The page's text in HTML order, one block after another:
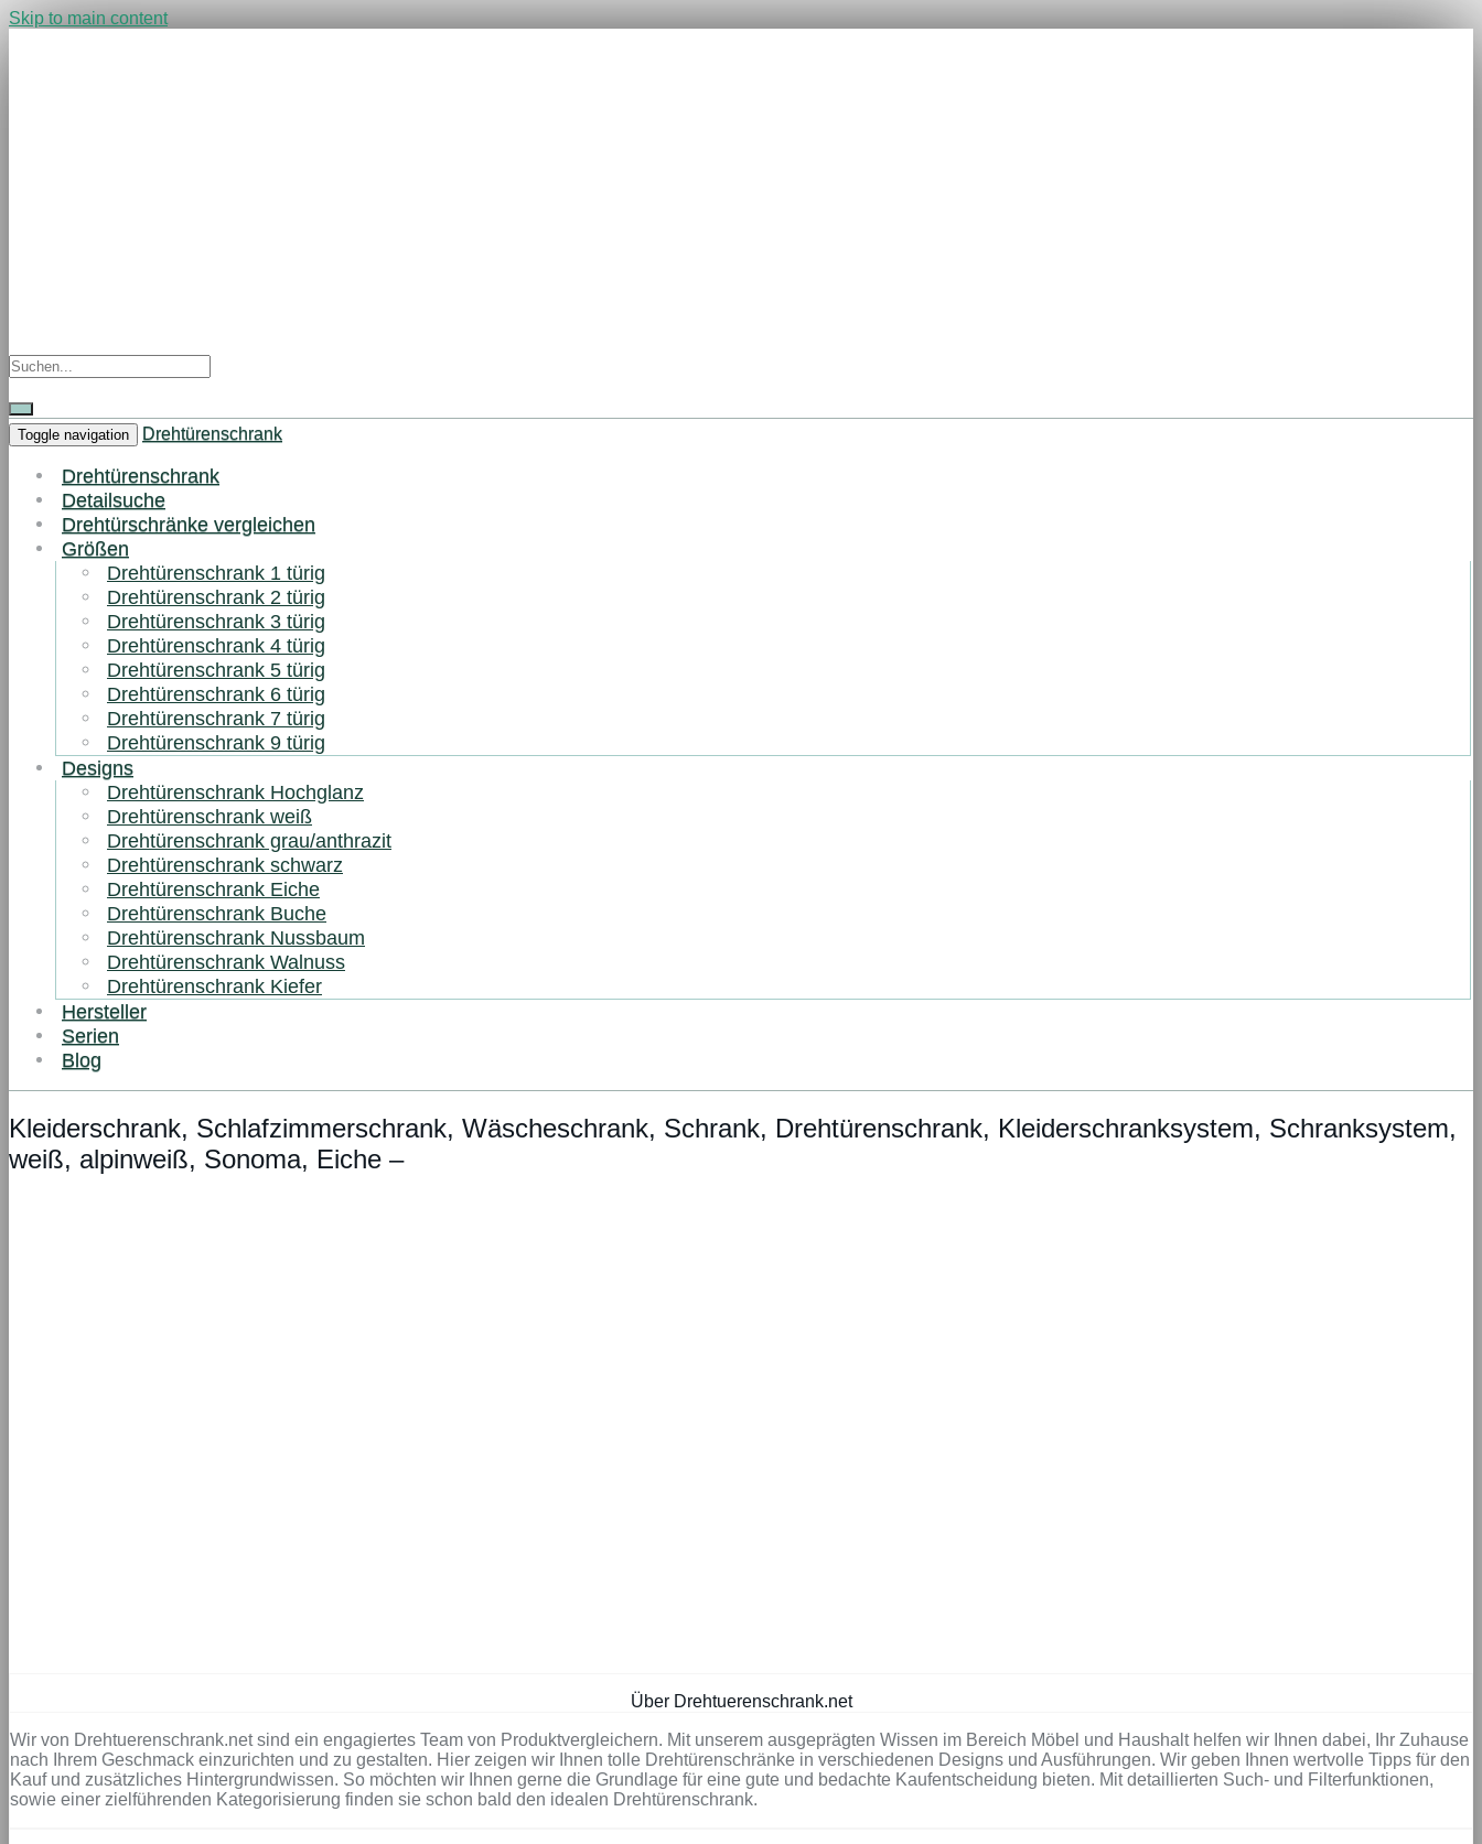
Skip to main content
Toggle navigation Drehtürenschrank
Drehtürenschrank
Detailsuche
Drehtürschränke vergleichen
Größen
Drehtürenschrank 1 türig
Drehtürenschrank 2 türig
Drehtürenschrank 3 türig
Drehtürenschrank 4 türig
Drehtürenschrank 5 türig
Drehtürenschrank 6 türig
Drehtürenschrank 7 türig
Drehtürenschrank 9 türig
Designs
Drehtürenschrank Hochglanz
Drehtürenschrank weiß
Drehtürenschrank grau/anthrazit
Drehtürenschrank schwarz
Drehtürenschrank Eiche
Drehtürenschrank Buche
Drehtürenschrank Nussbaum
Drehtürenschrank Walnuss
Drehtürenschrank Kiefer
Hersteller
Serien
Blog
Kleiderschrank, Schlafzimmerschrank, Wäscheschrank, Schrank, Drehtürenschrank, Kleiderschranksystem, Schranksystem,
weiß, alpinweiß, Sonoma, Eiche –
Über Drehtuerenschrank.net
Wir von Drehtuerenschrank.net sind ein engagiertes Team von Produktvergleichern. Mit unserem ausgeprägten Wissen im Bereich Möbel und Haushalt helfen wir Ihnen dabei, Ihr Zuhause
nach Ihrem Geschmack einzurichten und zu gestalten. Hier zeigen wir Ihnen tolle Drehtürenschränke in verschiedenen Designs und Ausführungen. Wir geben Ihnen wertvolle Tipps für den
Kauf und zusätzliches Hintergrundwissen. So möchten wir Ihnen gerne die Grundlage für eine gute und bedachte Kaufentscheidung bieten. Mit detaillierten Such- und Filterfunktionen,
sowie einer zielführenden Kategorisierung finden sie schon bald den idealen Drehtürenschrank.